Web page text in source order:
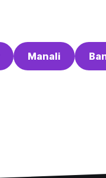
Manali